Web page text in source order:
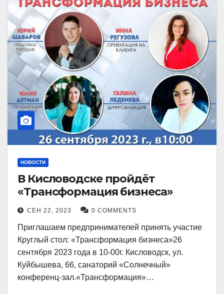
НОВОСТИ
В Кисловодске пройдёт
«Трансформация бизнеса»
СЕН 22, 2023 0 COMMENTS
Приглашаем предпринимателей принять участие
Круглый стол: «Трансформация бизнеса»26
сентября 2023 года в 10-00г. Кисловодск, ул.
Куйбышева, 66, санаторий «Солнечный»
конференц-зал.«Трансформация»…